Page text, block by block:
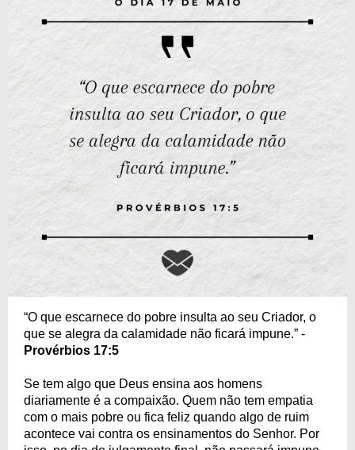
“O que escarnece do pobre insulta ao seu Criador, o
que se alegra da calamidade não ficará impune.” -
Provérbios 17:5
Se tem algo que Deus ensina aos homens
diariamente é a compaixão. Quem não tem empatia
com o mais pobre ou fica feliz quando algo de ruim
acontece vai contra os ensinamentos do Senhor. Por